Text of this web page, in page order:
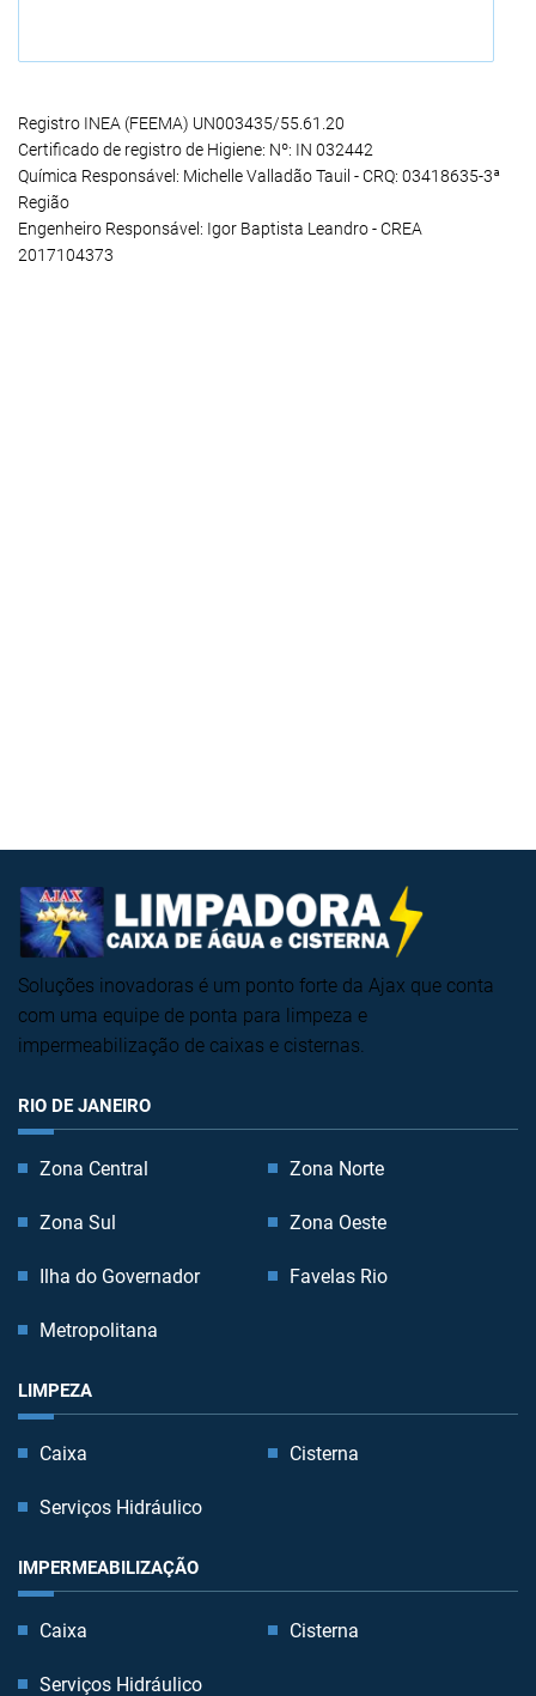
Registro INEA (FEEMA) UN003435/55.61.20
Certificado de registro de Higiene: Nº: IN 032442
Química Responsável: Michelle Valladão Tauil - CRQ: 03418635-3ª
Região
Engenheiro Responsável: Igor Baptista Leandro - CREA
2017104373
Soluções inovadoras é um ponto forte da Ajax que conta
com uma equipe de ponta para limpeza e
impermeabilização de caixas e cisternas.
RIO DE JANEIRO
Zona Central Zona Norte
Zona Sul Zona Oeste
Ilha do Governador Favelas Rio
Metropolitana
LIMPEZA
Caixa Cisterna
Serviços Hidráulico
IMPERMEABILIZAÇÃO
Caixa Cisterna
Serviços Hidráulico